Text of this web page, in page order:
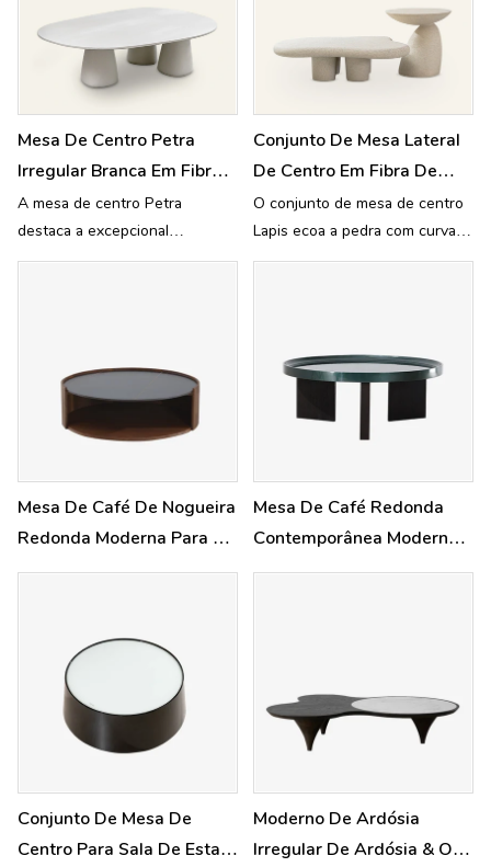
atemporal
Mesa De Centro Petra
Irregular Branca Em Fibra
De Vidro Para Exterior
HB84
A mesa de centro Petra
destaca a excepcional
resistência da fibra de vidro às
Conjunto De Mesa Lateral
De Centro Em Fibra De
Vidro Lapis QY-C19
O conjunto de mesa de centro
Lapis ecoa a pedra com curvas
esculturais suaves, pilares
Mesa De Café De Nogueira
Redonda Moderna Para A
Sala De Estar
Mesa De Café Redonda
Contemporânea Moderna
Para A Sala De Estar
Conjunto De Mesa De
Centro Para Sala De Estar
Moderno De Ardósia
Irregular De Ardósia & Oak